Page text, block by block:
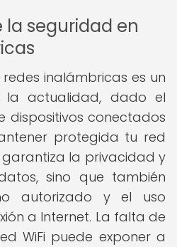
seguridad en
inalámbricas es un
la actualidad, dado el
dispositivos conectados
protegida tu red
la privacidad y
sino que también
autorizado y el uso
a Internet. La falta de
WiFi puede exponer a